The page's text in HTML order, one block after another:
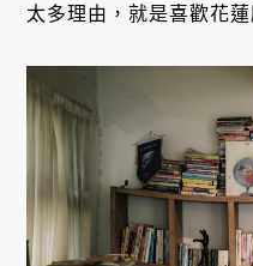
太多理由，就是喜歡花蓮